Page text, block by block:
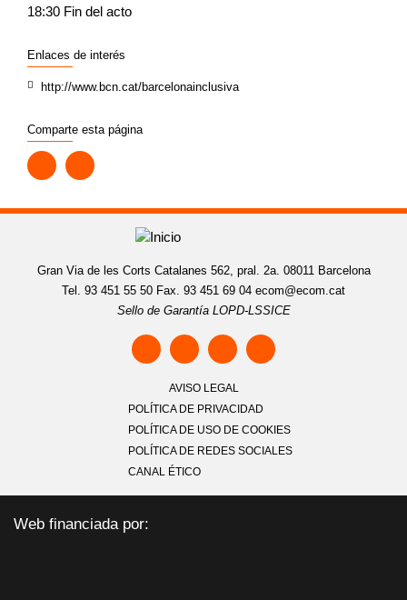
18:30 Fin del acto
Enlaces de interés
http://www.bcn.cat/barcelonainclusiva
Comparte esta página
Gran Via de les Corts Catalanes 562, pral. 2a. 08011 Barcelona
Tel. 93 451 55 50 Fax. 93 451 69 04 ecom@ecom.cat
Sello de Garantía LOPD-LSSICE
AVISO LEGAL
POLÍTICA DE PRIVACIDAD
POLÍTICA DE USO DE COOKIES
POLÍTICA DE REDES SOCIALES
CANAL ÉTICO
Web financiada por: